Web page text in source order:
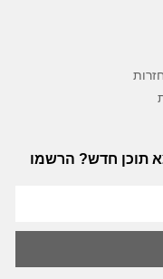
תוכן חדש? הרשמו